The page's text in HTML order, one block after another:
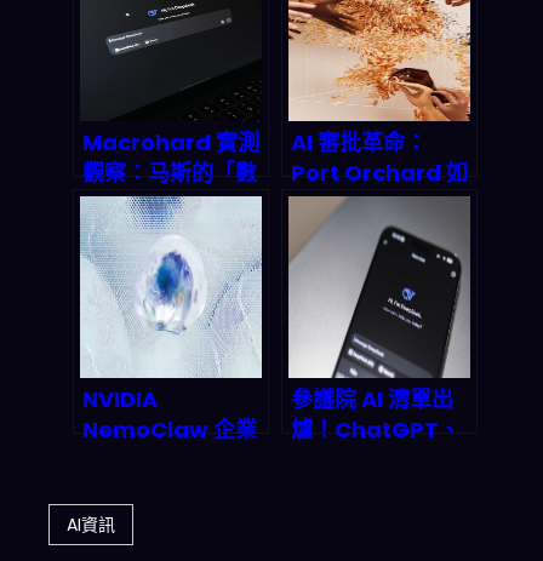
機器人交友革命？ 年的程式碼洪流？
Macrohard 實測
觀察：马斯的「數
位Optimus」能
否顛覆整個軟體產
業？
AI 審批革命：
Port Orchard 如
何用人工智慧駭入
建築執照流程？
NVIDIA
NemoClaw 企業
2026 年工作流程
參議院 AI 清單出
爐！ChatGPT、
AI資訊